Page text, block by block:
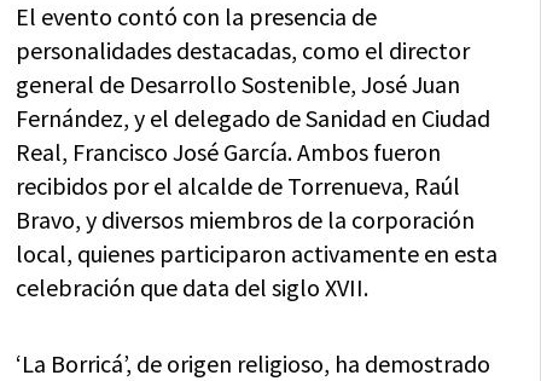
El evento contó con la presencia de
personalidades destacadas, como el director
general de Desarrollo Sostenible, José Juan
Fernández, y el delegado de Sanidad en Ciudad
Real, Francisco José García. Ambos fueron
recibidos por el alcalde de Torrenueva, Raúl
Bravo, y diversos miembros de la corporación
local, quienes participaron activamente en esta
celebración que data del siglo XVII.
‘La Borricá’, de origen religioso, ha demostrado